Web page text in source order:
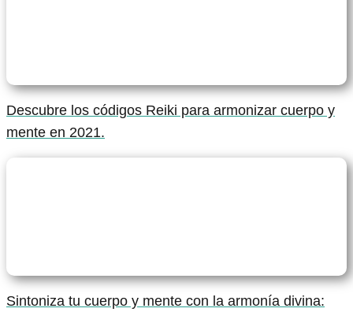
Descubre los códigos Reiki para armonizar cuerpo y
mente en 2021.
Sintoniza tu cuerpo y mente con la armonía divina: